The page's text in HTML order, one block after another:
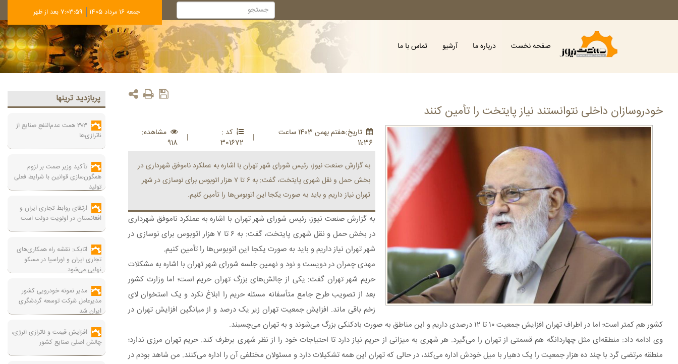
جمعه 16 مرداد 1405 7:04:00 بعد از ظهر
صفحه نخست درباره ما آرشیو تماس با ما
خودروسازان داخلی نتوانستند نیاز پایتخت را تأمین کنند
تاريخ:هفتم بهمن 1403 ساعت
11:36
|
کد :
301672
|
مشاهده:
918
به گزارش صنعت نیوز، رئیس شورای شهر تهران با اشاره به عملکرد ناموفق شهرداری در
بخش حمل‌ و نقل شهری پایتخت، گفت: به ۶ تا ۷ هزار اتوبوس برای نوسازی در شهر
تهران نیاز داریم و باید به صورت یکجا این اتوبوس‌ها را تأمین کنیم.
به گزارش صنعت نیوز، رئیس شورای شهر تهران با اشاره به عملکرد ناموفق شهرداری
در بخش حمل‌ و نقل شهری پایتخت، گفت: به ۶ تا ۷ هزار اتوبوس برای نوسازی در
شهر تهران نیاز داریم و باید به صورت یکجا این اتوبوس‌ها را تأمین کنیم.
مهدی چمران در دویست‌ و نود و نهمین جلسه شورای شهر تهران با اشاره به مشکلات
حریم شهر تهران گفت: یکی از چالش‌های بزرگ تهران حریم است؛ اما وزارت کشور
بعد از تصویب طرح جامع متأسفانه مسئله حریم را ابلاغ نکرد و یک استخوان لای
زخم باقی ماند. افزایش جمعیت تهران زیر یک درصد و از میانگین افزایش تهران در
کشور هم کمتر است؛ اما در اطراف تهران افزایش جمعیت ۱۰ تا ۱۲ درصدی داریم و این مناطق به صورت بادکنکی بزرگ می‌شوند و به تهران می‌چسبند.
وی ادامه داد: منطقه‌ای مثل چهاردانگه هم قسمتی از تهران را می‌گیرد. هر شهری به میزانی از حریم نیاز دارد تا احتیاجات خود را از نظر شهری برطرف کند. حریم تهران مرزی ندارد؛
منطقه مرتضی گرد با چند ده هزار جمعیت را یک دهیار با میل خودش اداره می‌کند، در حالی که تهران این همه تشکیلات دارد و مسئولان مختلفی آن را اداره می‌کنند. من شاهد بودم در
پربازديد ترينها
۳۰۳ همت عدم‌النفع صنایع از
ناترازی‌ها
تأکید وزیر صمت بر لزوم
همگون‌سازی قوانین با شرایط فعلی
تولید
ارتقای روابط تجاری ایران و
افغانستان در اولویت دولت است
اتابک: نقشه راه همکاری‌های
تجاری ایران و اوراسیا در مسکو
نهایی می‌شود
مدیر نمونه خودرویی کشور
مدیرعامل شرکت توسعه گردشگری
ایران شد
افزایش قیمت و ناترازی انرژی،
چالش اصلی صنایع کشور